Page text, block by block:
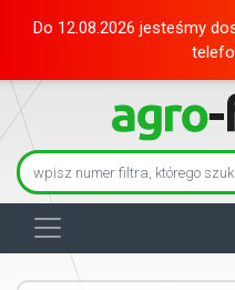
Do 12.08.2026 jesteśmy